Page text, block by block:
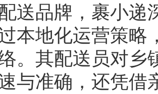
送品牌，裹小递
本地化运营策略
。其配送员对乡
与准确，还凭借